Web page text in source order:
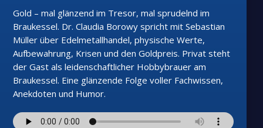
Gold – mal glänzend im Tresor, mal sprudelnd im
Braukessel. Dr. Claudia Borowy spricht mit Sebastian
Müller über Edelmetallhandel, physische Werte,
Aufbewahrung, Krisen und den Goldpreis. Privat steht
der Gast als leidenschaftlicher Hobbybrauer am
Braukessel. Eine glänzende Folge voller Fachwissen,
Anekdoten und Humor.